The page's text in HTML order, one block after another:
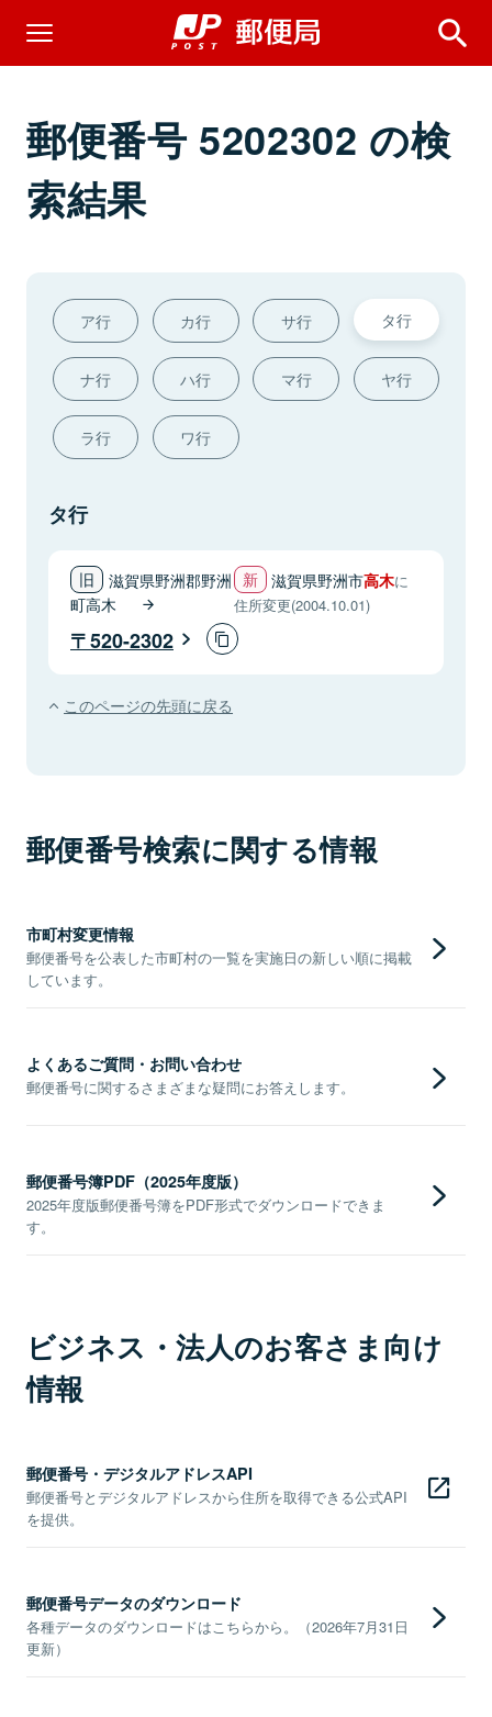
郵便番号 5202302 の検
索結果
ア行 カ行 サ行 タ行
ナ行 ハ行 マ行 ヤ行
ラ行 ワ行
タ行
滋賀県野洲郡野洲
町高木
滋賀県野洲市高木に
住所変更(2004.10.01)
520-2302
このページの先頭に戻る
郵便番号検索に関する情報
市町村変更情報
郵便番号を公表した市町村の一覧を実施日の新しい順に掲載
しています。
よくあるご質問・お問い合わせ
郵便番号に関するさまざまな疑問にお答えします。
郵便番号簿PDF（2025年度版）
2025年度版郵便番号簿をPDF形式でダウンロードできま
す。
ビジネス・法人のお客さま向け
情報
郵便番号・デジタルアドレスAPI
郵便番号とデジタルアドレスから住所を取得できる公式API
を提供。
郵便番号データのダウンロード
各種データのダウンロードはこちらから。（2026年7月31日
更新）